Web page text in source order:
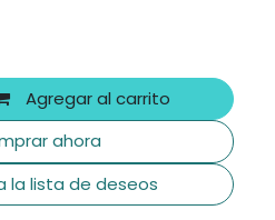
Agregar al carrito
ahora
la lista de deseos